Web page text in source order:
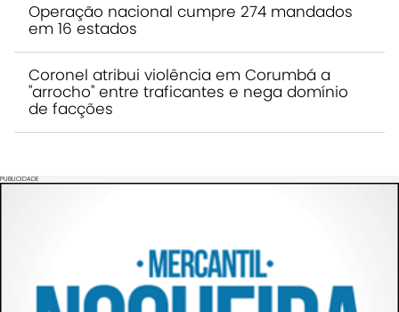
Operação nacional cumpre 274 mandados
em 16 estados
Coronel atribui violência em Corumbá a
"arrocho" entre traficantes e nega domínio
de facções
PUBLICIDADE